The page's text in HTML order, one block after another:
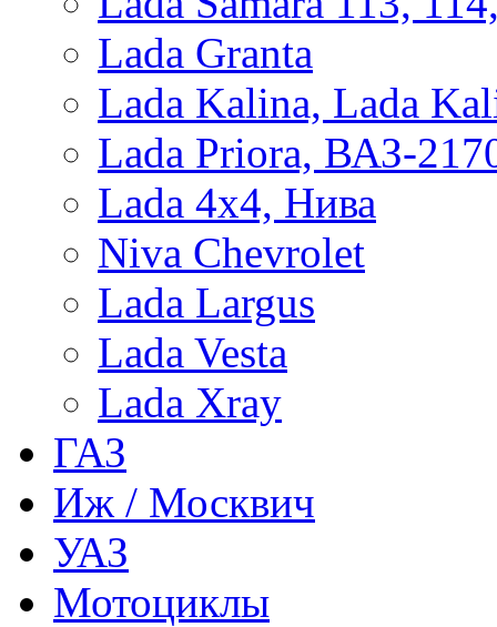
Lada Granta
Lada Kalina, Lada
Lada Priora, ВАЗ-
Lada 4x4, Нива
Niva Chevrolet
Lada Largus
Lada Vesta
Lada Xray
ГАЗ
Иж / Москвич
УАЗ
Мотоциклы